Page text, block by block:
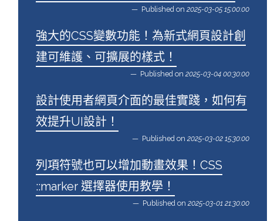
Published on 2025-03-05 15:00:00
強大的CSS變數功能！為新式網頁設計創
建可維護、可擴展的樣式！
Published on 2025-03-04 00:30:00
設計使用者網頁介面的最佳實踐，如何有
效提升UI設計！
Published on 2025-03-02 15:30:00
列項符號也可以增加動畫效果！CSS
::marker 選擇器使用教學！
Published on 2025-03-01 21:30:00